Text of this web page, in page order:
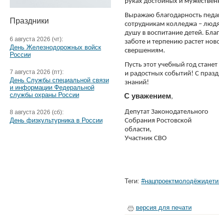
Праздники
6 августа 2026 (чт):
День Железнодорожных войск
России
7 августа 2026 (пт):
День Службы специальной связи
и информации Федеральной
службы охраны России
8 августа 2026 (сб):
День физкультурника в России
Выражаю благодарность
сотрудникам колледжа –
душу в воспитание детей.
заботе и терпению растет
свершениям.
Пусть этот учебный год
и радостных событий! С
знаний!
С уважением,
Депутат Законодательного
Собрания Ростовской
области,
Участник
Теги:
версия для печати